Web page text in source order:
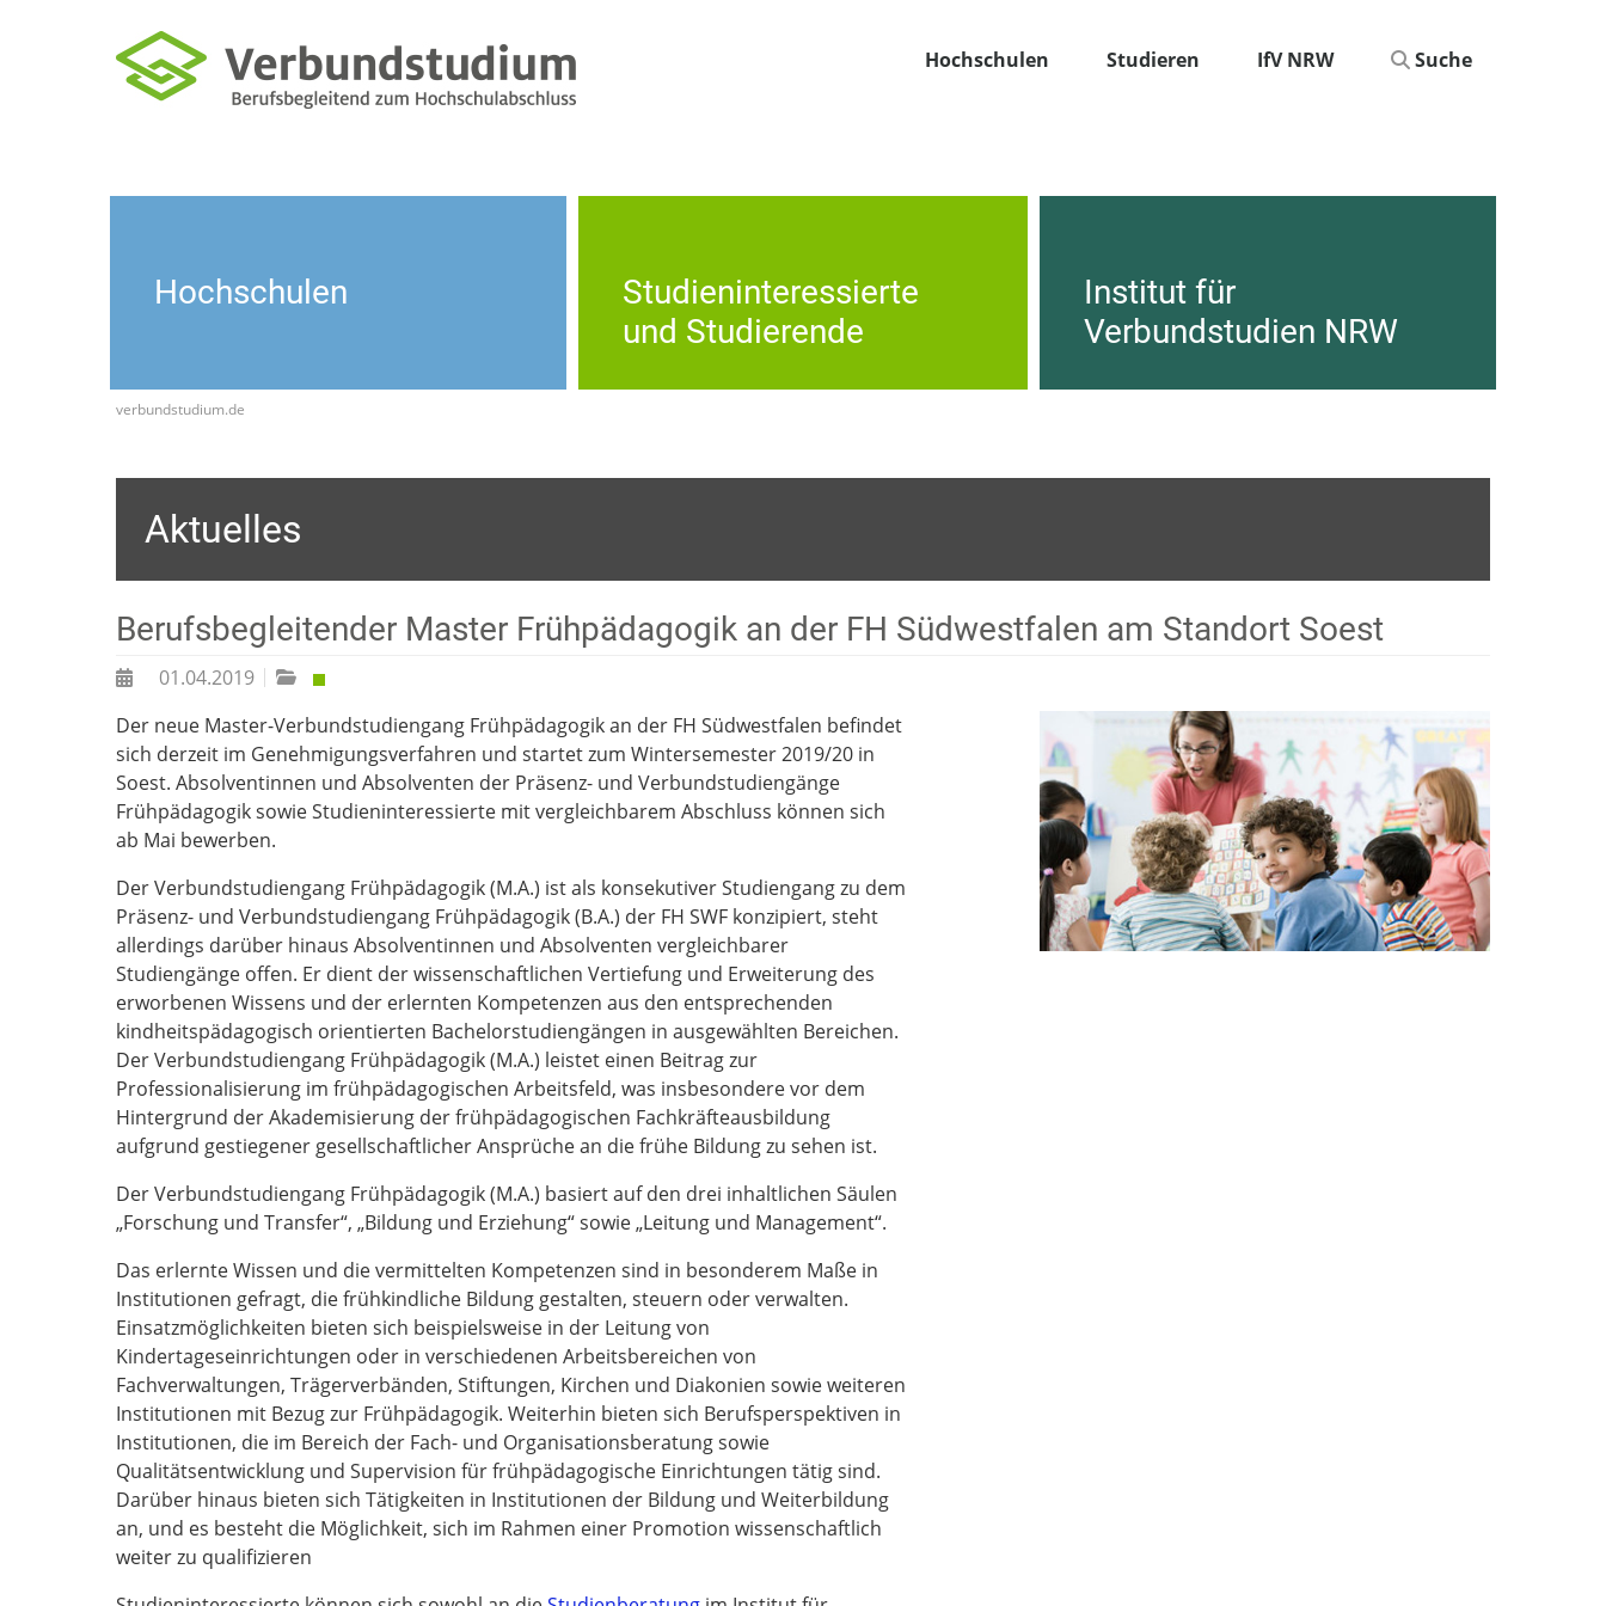
Hochschulen Studieren IfV NRW Suche
Hochschulen
Studieninteressierte
und Studierende
Institut für
Verbundstudien NRW
verbundstudium.de
Aktuelles
Berufsbegleitender Master Frühpädagogik an der FH Südwestfalen am Standort Soest
01.04.2019
Der neue Master-Verbundstudiengang Frühpädagogik an der FH Südwestfalen befindet
sich derzeit im Genehmigungsverfahren und startet zum Wintersemester 2019/20 in
Soest. Absolventinnen und Absolventen der Präsenz- und Verbundstudiengänge
Frühpädagogik sowie Studieninteressierte mit vergleichbarem Abschluss können sich
ab Mai bewerben.
Der Verbundstudiengang Frühpädagogik (M.A.) ist als konsekutiver Studiengang zu dem
Präsenz- und Verbundstudiengang Frühpädagogik (B.A.) der FH SWF konzipiert, steht
allerdings darüber hinaus Absolventinnen und Absolventen vergleichbarer
Studiengänge offen. Er dient der wissenschaftlichen Vertiefung und Erweiterung des
erworbenen Wissens und der erlernten Kompetenzen aus den entsprechenden
kindheitspädagogisch orientierten Bachelorstudiengängen in ausgewählten Bereichen.
Der Verbundstudiengang Frühpädagogik (M.A.) leistet einen Beitrag zur
Professionalisierung im frühpädagogischen Arbeitsfeld, was insbesondere vor dem
Hintergrund der Akademisierung der frühpädagogischen Fachkräfteausbildung
aufgrund gestiegener gesellschaftlicher Ansprüche an die frühe Bildung zu sehen ist.
Der Verbundstudiengang Frühpädagogik (M.A.) basiert auf den drei inhaltlichen Säulen
„Forschung und Transfer“, „Bildung und Erziehung“ sowie „Leitung und Management“.
Das erlernte Wissen und die vermittelten Kompetenzen sind in besonderem Maße in
Institutionen gefragt, die frühkindliche Bildung gestalten, steuern oder verwalten.
Einsatzmöglichkeiten bieten sich beispielsweise in der Leitung von
Kindertageseinrichtungen oder in verschiedenen Arbeitsbereichen von
Fachverwaltungen, Trägerverbänden, Stiftungen, Kirchen und Diakonien sowie weiteren
Institutionen mit Bezug zur Frühpädagogik. Weiterhin bieten sich Berufsperspektiven in
Institutionen, die im Bereich der Fach- und Organisationsberatung sowie
Qualitätsentwicklung und Supervision für frühpädagogische Einrichtungen tätig sind.
Darüber hinaus bieten sich Tätigkeiten in Institutionen der Bildung und Weiterbildung
an, und es besteht die Möglichkeit, sich im Rahmen einer Promotion wissenschaftlich
weiter zu qualifizieren